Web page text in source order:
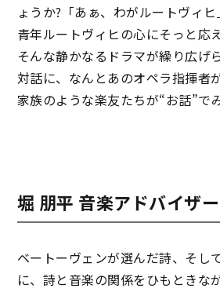
ょうか?「あぁ、わがルートヴィ
青年ルートヴィヒの心にそっと応
そんな静かなるドラマが繰り広げ
対話に、なんとあのオペラ指揮者
家族のような楽友たちが“お話”で
堀 朋平 音楽アドバイザ
ベートーヴェンが選んだ詩、そし
に、詩と音楽の関係をひもときな